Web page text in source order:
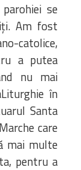
se
Am fost
catolice,
a putea
nu mai
în
Santa
care
mai multe
pentru a